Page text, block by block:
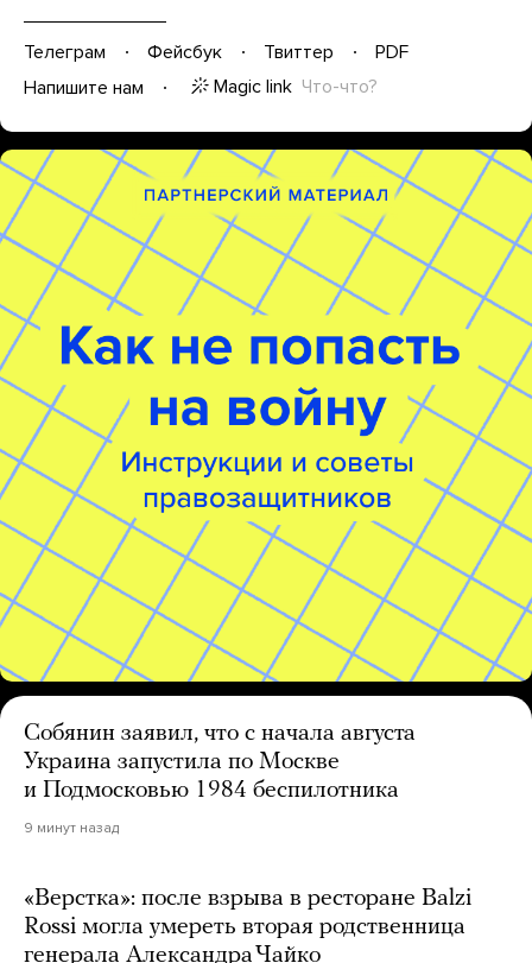
Телеграм Фейсбук Твиттер
PDF
Напишите нам
Magic link Что-что?
Собянин заявил, что с начала августа
Украина запустила по Москве
и Подмосковью 1984 беспилотника
9 минут назад
«Верстка»: после взрыва в ресторане Balzi
Rossi могла умереть вторая родственница
генерала Александра Чайко